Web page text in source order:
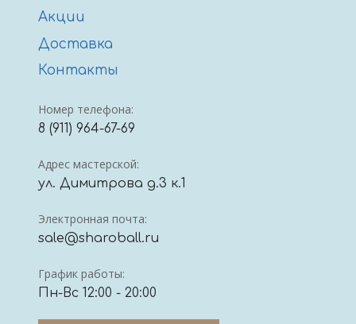
Акции
Доставка
Контакты
Номер телефона:
8 (911) 964-67-69
Адрес мастерской:
ул. Димитрова д.3 к.1
Электронная почта:
sale@sharoball.ru
График работы:
Пн-Вс 12:00 - 20:00